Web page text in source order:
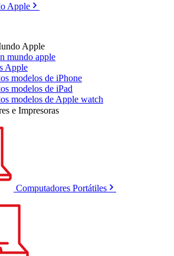
Apple
Apple
mundo apple
Apple
modelos de iPhone
modelos de iPad
modelos de Apple watch
e Impresoras
Computadores Portátiles